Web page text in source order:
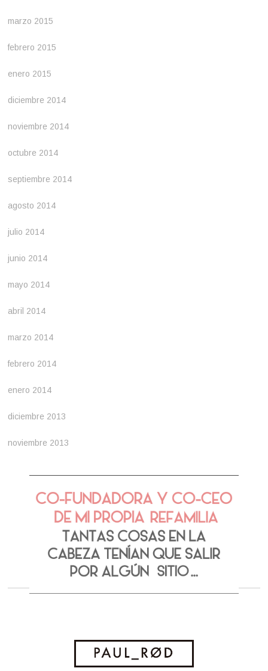
marzo 2015
febrero 2015
enero 2015
diciembre 2014
noviembre 2014
octubre 2014
septiembre 2014
agosto 2014
julio 2014
junio 2014
mayo 2014
abril 2014
marzo 2014
febrero 2014
enero 2014
diciembre 2013
noviembre 2013